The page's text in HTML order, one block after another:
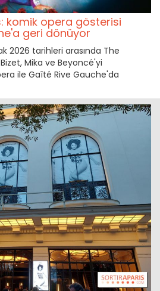
komik opera gösterisi
geri dönüyor
2026 tarihleri arasında The
Mika ve Beyoncé'yi
ile Gaîté Rive Gauche'da